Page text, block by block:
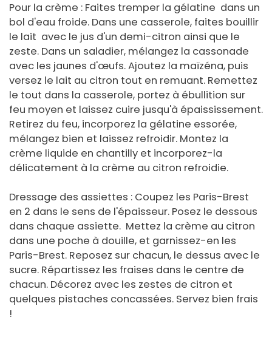
Pour la crème : Faites tremper la gélatine dans un
bol d'eau froide. Dans une casserole, faites bouillir
le lait avec le jus d'un demi-citron ainsi que le
zeste. Dans un saladier, mélangez la cassonade
avec les jaunes d'œufs. Ajoutez la maïzéna, puis
versez le lait au citron tout en remuant. Remettez
le tout dans la casserole, portez à ébullition sur
feu moyen et laissez cuire jusqu'à épaississement.
Retirez du feu, incorporez la gélatine essorée,
mélangez bien et laissez refroidir. Montez la
crème liquide en chantilly et incorporez-la
délicatement à la crème au citron refroidie.
Dressage des assiettes : Coupez les Paris-Brest
en 2 dans le sens de l'épaisseur. Posez le dessous
dans chaque assiette. Mettez la crème au citron
dans une poche à douille, et garnissez-en les
Paris-Brest. Reposez sur chacun, le dessus avec le
sucre. Répartissez les fraises dans le centre de
chacun. Décorez avec les zestes de citron et
quelques pistaches concassées. Servez bien frais
!